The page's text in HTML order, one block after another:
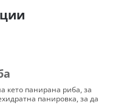
кето панирана риба, за
панировка, за да